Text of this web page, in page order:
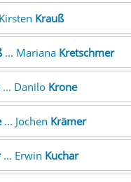
Krauß
... Mariana Kretschmer
... Danilo Krone
... Jochen Krämer
... Erwin Kuchar